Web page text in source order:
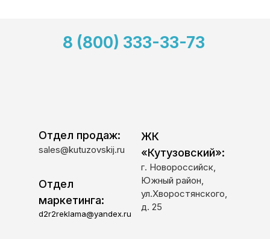
8 (800) 333-33-73
ЖК
«Кутузовский»:
г. Новороссийск,
Южный район,
ул.Хворостянского,
д. 25
Отдел продаж:
sales@kutuzovskij.ru
Отдел
маркетинга:
d2r2reklama@yandex.ru